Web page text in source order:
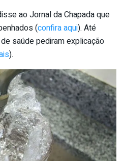
ao Jornal da Chapada que
(confira aqui). Até
saúde pediram explicação
).